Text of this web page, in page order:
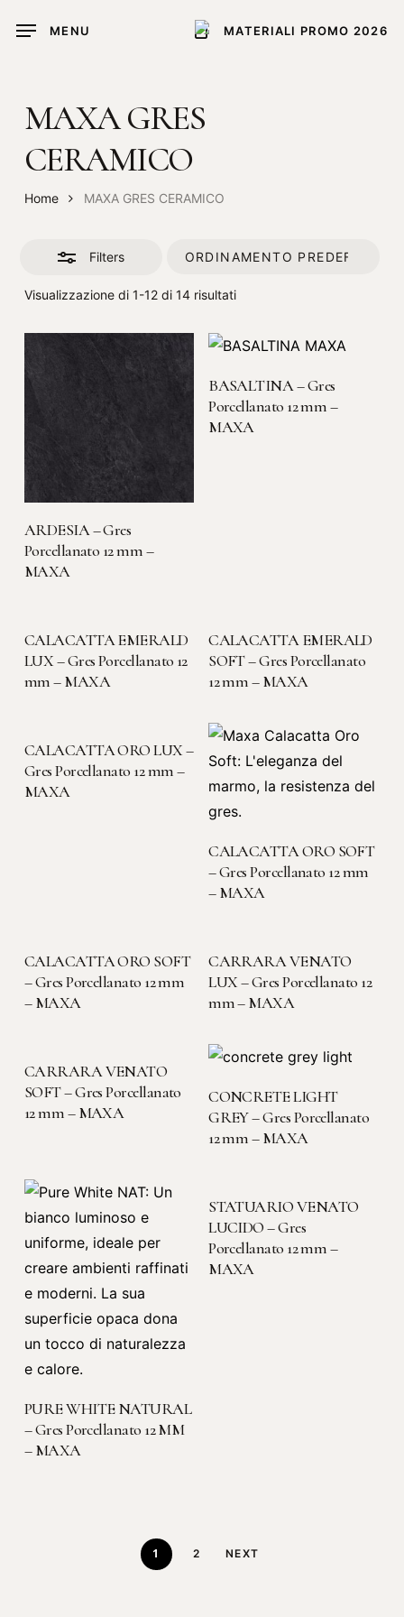
MATERIALI PROMO 2026
MENU
MAXA GRES
CERAMICO
Home MAXA GRES CERAMICO
Filters
Visualizzazione di 1-12 di 14 risultati
Close
ARDESIA – Gres
Porcellanato 12 mm –
MAXA
BASALTINA – Gres
Porcellanato 12 mm –
MAXA
LEGGI TUTTO
CALACATTA EMERALD
LUX – Gres Porcellanato 12
mm – MAXA
LEGGI TUTTO
CALACATTA EMERALD
SOFT – Gres Porcellanato
12 mm – MAXA
LEGGI TUTTO
CALACATTA ORO LUX –
Gres Porcellanato 12 mm –
MAXA
LEGGI TUTTO
CALACATTA ORO SOFT
– Gres Porcellanato 12 mm
– MAXA
LEGGI TUTTO
CALACATTA ORO SOFT
– Gres Porcellanato 12 mm
– MAXA
LEGGI TUTTO
CARRARA VENATO
LUX – Gres Porcellanato 12
mm – MAXA
LEGGI TUTTO
CARRARA VENATO
SOFT – Gres Porcellanato
12 mm – MAXA
LEGGI TUTTO
CONCRETE LIGHT
GREY – Gres Porcellanato
12 mm – MAXA
LEGGI TUTTO
PURE WHITE NATURAL
– Gres Porcellanato 12 MM
– MAXA
LEGGI TUTTO
STATUARIO VENATO
LUCIDO – Gres
Porcellanato 12 mm –
MAXA
1 2 NEXT